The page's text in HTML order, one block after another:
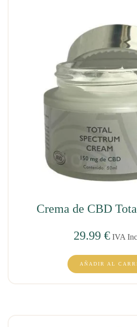
Crema de CBD
29.99 € IVA
AÑADIR AL